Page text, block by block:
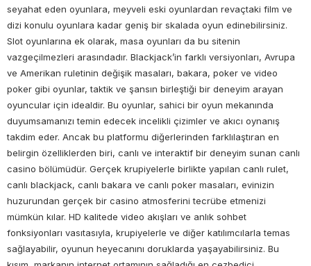
seyahat eden oyunlara, meyveli eski oyunlardan revaçtaki film ve
dizi konulu oyunlara kadar geniş bir skalada oyun edinebilirsiniz.
Slot oyunlarına ek olarak, masa oyunları da bu sitenin
vazgeçilmezleri arasındadır. Blackjack’in farklı versiyonları, Avrupa
ve Amerikan ruletinin değişik masaları, bakara, poker ve video
poker gibi oyunlar, taktik ve şansın birleştiği bir deneyim arayan
oyuncular için idealdir. Bu oyunlar, sahici bir oyun mekanında
duyumsamanızı temin edecek incelikli çizimler ve akıcı oynanış
takdim eder. Ancak bu platformu diğerlerinden farklılaştıran en
belirgin özelliklerden biri, canlı ve interaktif bir deneyim sunan canlı
casino bölümüdür. Gerçek krupiyelerle birlikte yapılan canlı rulet,
canlı blackjack, canlı bakara ve canlı poker masaları, evinizin
huzurundan gerçek bir casino atmosferini tecrübe etmenizi
mümkün kılar. HD kalitede video akışları ve anlık sohbet
fonksiyonları vasıtasıyla, krupiyelerle ve diğer katılımcılarla temas
sağlayabilir, oyunun heyecanını doruklarda yaşayabilirsiniz. Bu